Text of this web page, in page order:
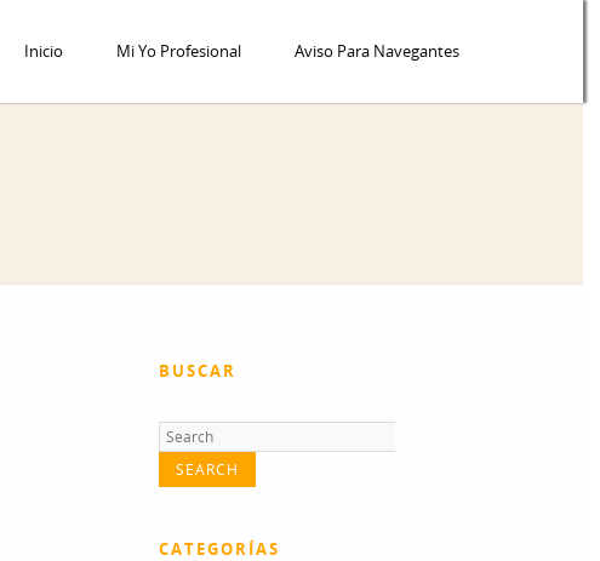
Inicio Mi Yo Profesional Aviso Para Navegantes
BUSCAR
CATEGORÍAS